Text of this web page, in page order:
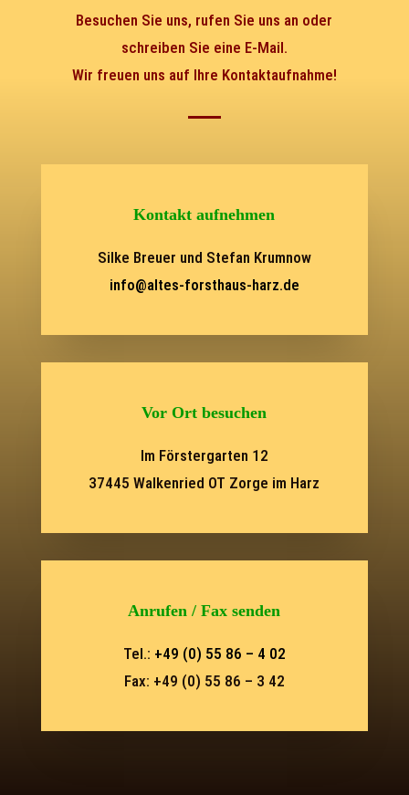
Besuchen Sie uns, rufen Sie uns an oder
schreiben Sie eine E-Mail.
Wir freuen uns auf Ihre Kontaktaufnahme!
Kontakt aufnehmen
Silke Breuer und Stefan Krumnow
info@altes-forsthaus-harz.de
Vor Ort besuchen
Im Förstergarten 12
37445 Walkenried OT Zorge im Harz
Anrufen / Fax senden
Tel.: +49 (0) 55 86 – 4 02
Fax: +49 (0) 55 86 – 3 42